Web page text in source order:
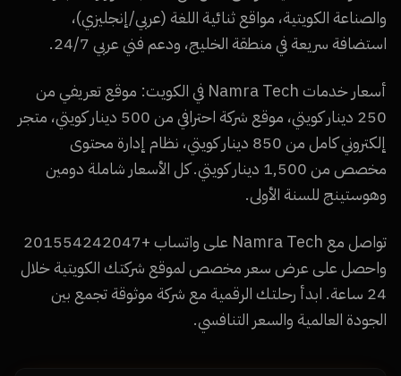
والصناعة الكويتية، مواقع ثنائية اللغة (عربي/إنجليزي)،
استضافة سريعة في منطقة الخليج، ودعم فني عربي 24/7.
أسعار خدمات Namra Tech في الكويت: موقع تعريفي من
250 دينار كويتي، موقع شركة احترافي من 500 دينار كويتي، متجر
إلكتروني كامل من 850 دينار كويتي، نظام إدارة محتوى
مخصص من 1,500 دينار كويتي. كل الأسعار شاملة دومين
وهوستينج للسنة الأولى.
تواصل مع Namra Tech على واتساب +201554242047
واحصل على عرض سعر مخصص لموقع شركتك الكويتية خلال
24 ساعة. ابدأ رحلتك الرقمية مع شركة موثوقة تجمع بين
الجودة العالمية والسعر التنافسي.